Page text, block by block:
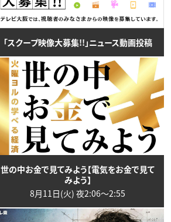
「スクープ映像大募集!!」ニュース動画投稿
世の中お金で見てみよう【電気をお金で見て
みよう】
8月11日(火) 夜2:06〜2:55